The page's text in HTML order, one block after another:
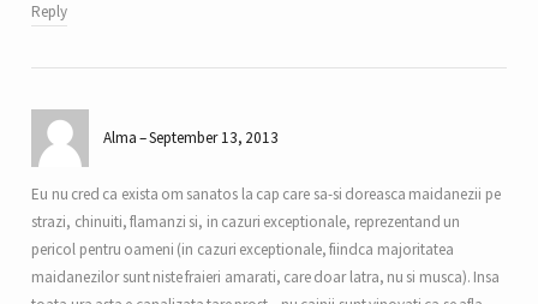
Reply
Alma September 13, 2013
Eu nu cred ca exista om sanatos la cap care sa-si doreasca maidanezii pe
strazi, chinuiti, flamanzi si, in cazuri exceptionale, reprezentand un
pericol pentru oameni (in cazuri exceptionale, fiindca majoritatea
maidanezilor sunt niste fraieri amarati, care doar latra, nu si musca). Insa